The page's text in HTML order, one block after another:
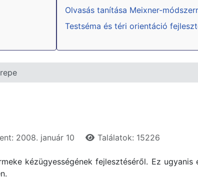
Olvasás tanítása Meixner-
Testséma és téri orientáció
2008. január 10 Találatok: 15226
kézügyességének fejlesztéséről. Ez